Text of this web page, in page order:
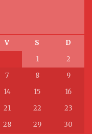
V S
D
1
2
7 8
9
14 15
16
21 22
23
28 29 30